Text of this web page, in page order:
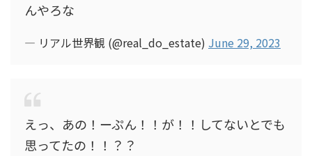
んやろな
— リアル世界観 (@real_do_estate) June 29, 2023
えっ、あの！ーぷん！！が！！してないとでも
思ってたの！！？？